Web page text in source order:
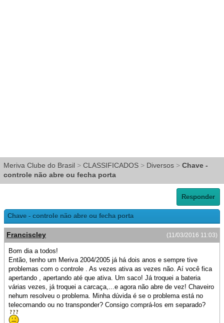
Meriva Clube do Brasil > CLASSIFICADOS > Diversos > Chave -
controle não abre ou fecha porta
Responder
Chave - controle não abre ou fecha porta
(11/03/2016 11:03)
Franciscley
Bom dia a todos!
Então, tenho um Meriva 2004/2005 já há dois anos e sempre tive
problemas com o controle . As vezes ativa as vezes não. Aí você fica
apertando , apertando até que ativa. Um saco! Já troquei a bateria
várias vezes, já troquei a carcaça,...e agora não abre de vez! Chaveiro
nehum resolveu o problema. Minha dúvida é se o problema está no
telecomando ou no transponder? Consigo comprá-los em separado?